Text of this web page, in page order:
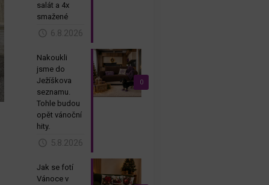
salát a 4x
smažené
6.8.2026
0
Nakoukli
jsme do
Ježíškova
seznamu.
Tohle budou
opět vánoční
hity.
5.8.2026
Jak se fotí
Vánoce v